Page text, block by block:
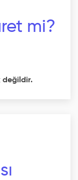
mi?
değildir.